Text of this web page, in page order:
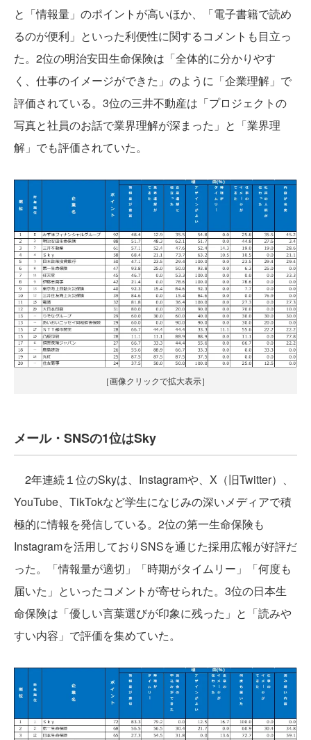
と「情報量」のポイントが高いほか、「電子書籍で読め
るのが便利」といった利便性に関するコメントも目立っ
た。2位の明治安田生命保険は「全体的に分かりやす
く、仕事のイメージができた」のように「企業理解」で
評価されている。3位の三井不動産は「プロジェクトの
写真と社員のお話で業界理解が深まった」と「業界理
解」でも評価されていた。
［画像クリックで拡大表示］
メール・SNSの1位はSky
2年連続１位のSkyは、Instagramや、X（旧Twitter）、
YouTube、TikTokなど学生になじみの深いメディアで積
極的に情報を発信している。2位の第一生命保険も
Instagramを活用しておりSNSを通じた採用広報が好評だ
った。「情報量が適切」「時期がタイムリー」「何度も
届いた」といったコメントが寄せられた。3位の日本生
命保険は「優しい言葉選びが印象に残った」と「読みや
すい内容」で評価を集めていた。